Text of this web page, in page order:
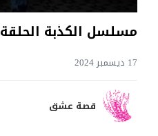
مسلسل الكذبة الحلقة 28
17 ديسمبر 2024
قصة عشق